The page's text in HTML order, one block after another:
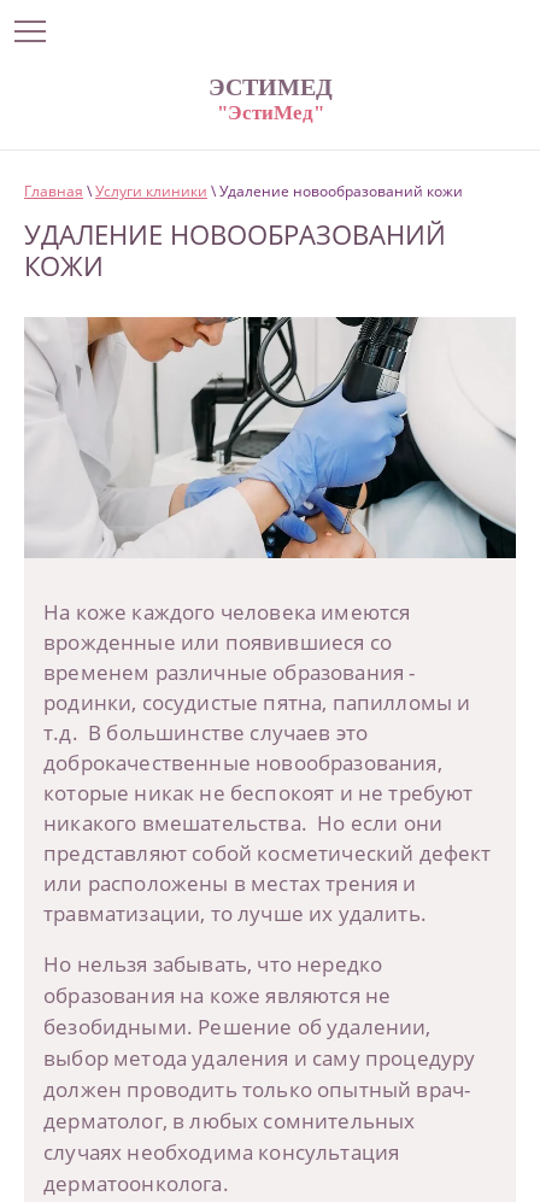
ЭСТИМЕД
"ЭстиМед"
Главная \Услуги клиники \ Удаление новообразований кожи
УДАЛЕНИЕ НОВООБРАЗОВАНИЙ
КОЖИ
На коже каждого человека имеются
врожденные или появившиеся со
временем различные образования -
родинки, сосудистые пятна, папилломы и
т.д. В большинстве случаев это
доброкачественные новообразования,
которые никак не беспокоят и не требуют
никакого вмешательства. Но если они
представляют собой косметический дефект
или расположены в местах трения и
травматизации, то лучше их удалить.
Но нельзя забывать, что нередко
образования на коже являются не
безобидными. Решение об удалении,
выбор метода удаления и саму процедуру
должен проводить только опытный врач-
дерматолог, в любых сомнительных
случаях необходима консультация
дерматоонколога.